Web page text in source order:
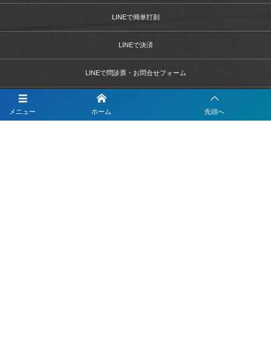
メニュー ホーム 先頭へ
LINEで簡単打刻
LINEで決済
LINEで問診票・お問合せフォーム
LINEを活用した採用活動